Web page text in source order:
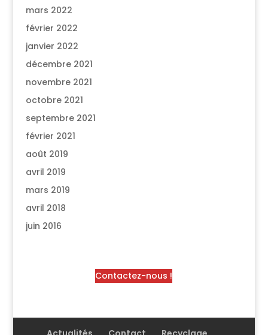
mars 2022
février 2022
janvier 2022
décembre 2021
novembre 2021
octobre 2021
septembre 2021
février 2021
août 2019
avril 2019
mars 2019
avril 2018
juin 2016
Contactez-nous !